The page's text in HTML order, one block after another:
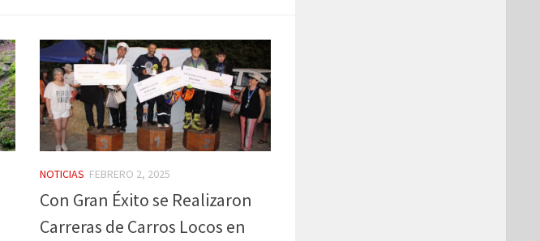
NOTICIAS FEBRERO 2, 2025
Con Gran Éxito se Realizaron
Carreras de Carros Locos en